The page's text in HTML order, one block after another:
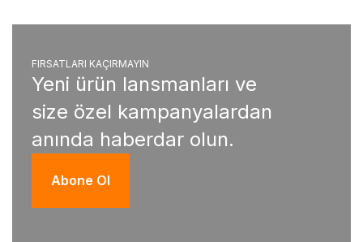
FIRSATLARI KAÇIRMAYIN
Yeni ürün lansmanları ve
size özel kampanyalardan
anında haberdar olun.
Abone Ol